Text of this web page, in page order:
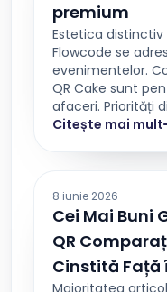
premium
Estetica distinctiv
Flowcode se
evenimentelor.
QR Cake sunt
afaceri. Priorități
Citește mai mult
8 iunie 2026
Cei Mai Buni
QR
Cinstită Față